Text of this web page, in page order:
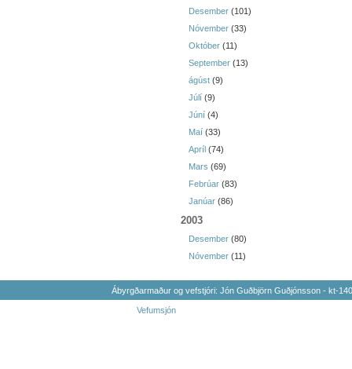
Desember (101)
Nóvember (33)
Október (11)
September (13)
ágúst (9)
Júlí (9)
Júní (4)
Maí (33)
Apríl (74)
Mars (69)
Febrúar (83)
Janúar (86)
2003
Desember (80)
Nóvember (11)
Ábyrgðarmaður og vefstjóri: Jón Guðbjörn Guðjónsson - kt-
Vefumsjón